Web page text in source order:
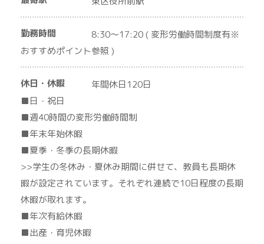
勤務時間
8:30〜17:20 ( 変形労働時間制度有※
おすすめポイント参照 )
休日・休暇
年間休日120日
■日・祝日
■週40時間の変形労働時間制
■年末年始休暇
■夏季・冬季の長期休暇
>>学生の冬休み・夏休み期間に併せて、教員も長期休
暇が設定されています。それぞれ連続で10日程度の長期
休暇が取れます。
■年次有給休暇
■出産・育児休暇